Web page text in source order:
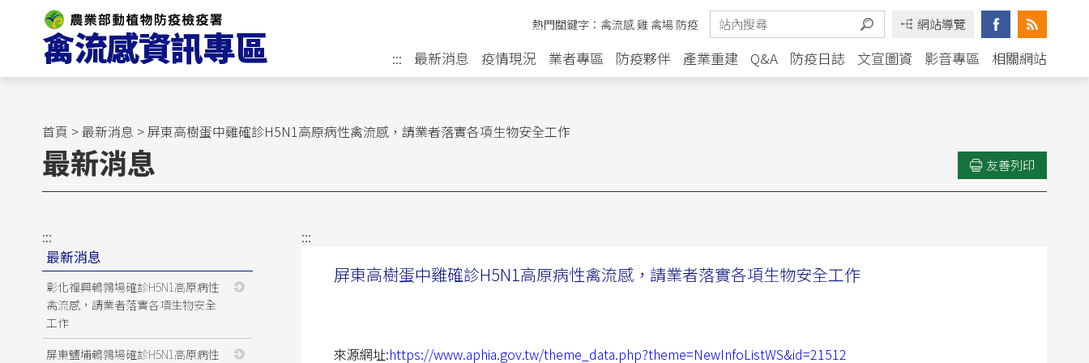
熱門關鍵字： 禽流感雞 禽場 防疫 網站導覽
::: 最新消息 疫情現況 業者專區 防疫夥伴 產業重建 Q&A 防疫日誌 文宣圖資 影音專區 相關網站
首頁 >最新消息 > 屏東高樹蛋中雞確診H5N1高原病性禽流感，請業者落實各項生物安全工作
最新消息 友善列印
:::
最新消息
彰化福興鵪鶉場確診H5N1高原病性
禽流感，請業者落實各項生物安全
工作
屏東鹽埔鵪鶉場確診H5N1高原病性
:::
屏東高樹蛋中雞確診H5N1高原病性禽流感，請業者落實各項生物安全工作
來源網址:https://www.aphia.gov.tw/theme_data.php?theme=NewInfoListWS&id=21512